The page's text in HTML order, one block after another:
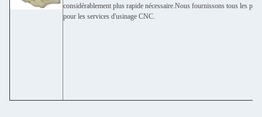
considérablement plus rapide nécessaire.Nous fournissons tous les
pour les services d'usinage CNC.